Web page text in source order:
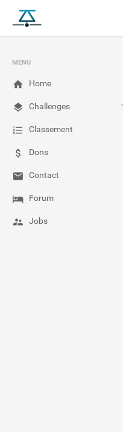
MENU
Home
Challenges
Classement
Dons
Contact
Forum
Jobs